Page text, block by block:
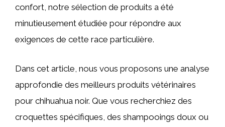
confort, notre sélection de produits a été
minutieusement étudiée pour répondre aux
exigences de cette race particulière.
Dans cet article, nous vous proposons une analyse
approfondie des meilleurs produits vétérinaires
pour chihuahua noir. Que vous recherchiez des
croquettes spécifiques, des shampooings doux ou